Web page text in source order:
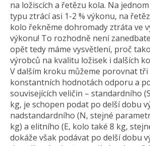
na ložiscích a řetězu kola. Na
typu ztrácí asi 1-2 % výkonu, na
kolo řekněme dohromady ztráta ve
výkonu! To rozhodně není
opět tedy máme vysvětlení, proč
výrobců na kvalitu ložisek i dalších
V dalším kroku můžeme porovnat tři
konstantních hodnotách odporu a
souvisejících veličin – standardního
kg, je schopen podat po delší dobu
nadstandardního (N, stejné
kg) a elitního (E, kolo také 8 kg,
dokáže však podávat po delší dobu